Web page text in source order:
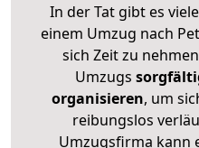
In der Tat gibt es
einem Umzug nach
sich Zeit zu
Umzugs
organisieren, um
reibungslos
Umzugsfirma kann